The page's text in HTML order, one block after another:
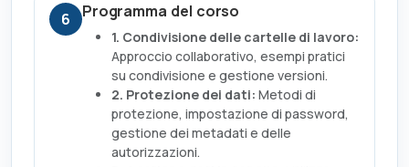
6 Programma del corso
1. Condivisione delle cartelle di lavoro:
Approccio collaborativo, esempi pratici
su condivisione e gestione versioni.
2. Protezione dei dati: Metodi di
protezione, impostazione di password,
gestione dei metadati e delle
autorizzazioni.